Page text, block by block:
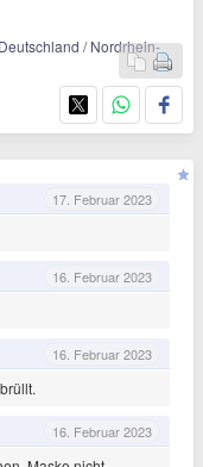
/ Nordrhein-
17. Februar 2023
16. Februar 2023
16. Februar 2023
16. Februar 2023